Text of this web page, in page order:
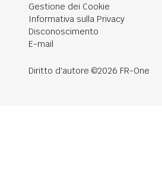
Gestione dei Cookie
Informativa sulla Privacy
Disconoscimento
E-mail
Diritto d'autore ©2026 FR-One